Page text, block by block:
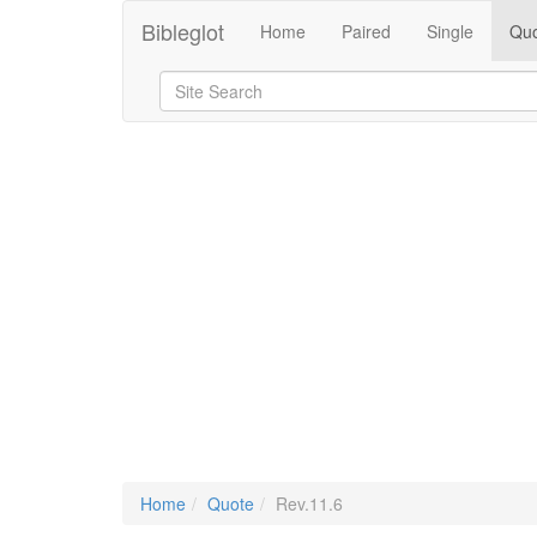
Bibleglot Home Paired Single
Home Quote Rev.11.6